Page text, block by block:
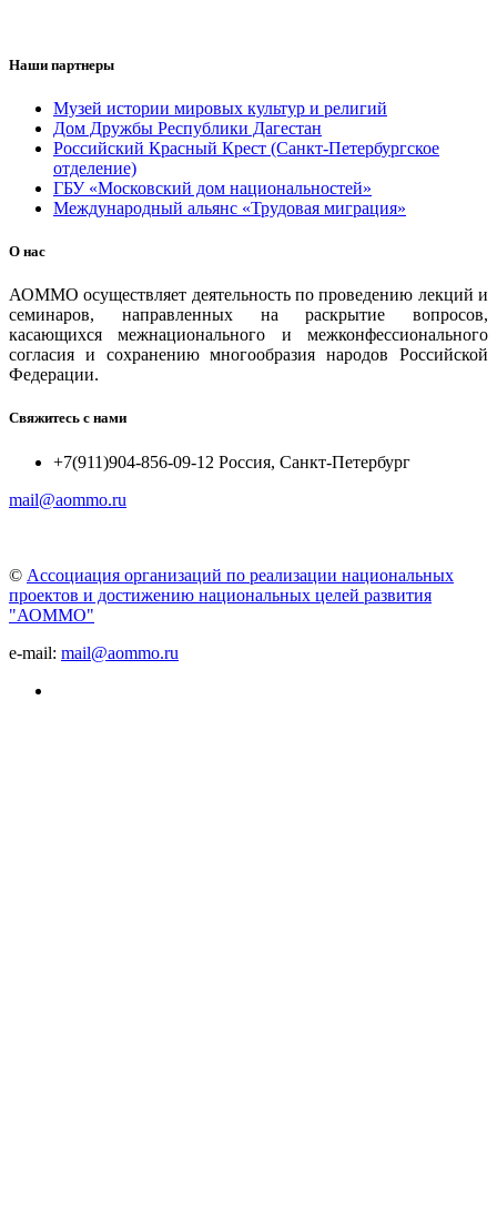
Наши партнеры
Музей истории мировых культур и религий
Дом Дружбы Республики Дагестан
Российский Красный Крест (Санкт-Петербургское
отделение)
ГБУ «Московский дом национальностей»
Международный альянс «Трудовая миграция»
О нас
АОММО осуществляет деятельность по проведению лекций и
семинаров, направленных на раскрытие вопросов,
касающихся межнационального и межконфессионального
согласия и сохранению многообразия народов Российской
Федерации.
Свяжитесь с нами
+7(911)904-856-09-12 Россия, Санкт-Петербург
mail@aommo.ru
© Ассоциация организаций по реализации национальных
проектов и достижению национальных целей развития
"АОММО"
e-mail: mail@aommo.ru